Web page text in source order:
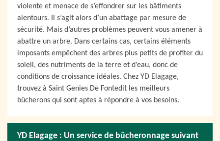
violente et menace de s’effondrer sur les bâtiments
alentours. Il s’agit alors d’un abattage par mesure de
sécurité. Mais d’autres problèmes peuvent vous amener à
abattre un arbre. Dans certains cas, certains éléments
imposants empêchent des arbres plus petits de profiter du
soleil, des nutriments de la terre et d’eau, donc de
conditions de croissance idéales. Chez YD Elagage,
trouvez à Saint Genies De Fontedit les meilleurs
bûcherons qui sont aptes à répondre à vos besoins.
YD Elagage : Un service de bûcheronnage suivant